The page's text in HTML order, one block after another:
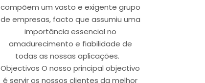
compõem um vasto e exigente grupo
de empresas, facto que assumiu uma
importância essencial no
amadurecimento e fiabilidade de
todas as nossas aplicações.
Objectivos O nosso principal objectivo
é servir os nossos clientes da melhor